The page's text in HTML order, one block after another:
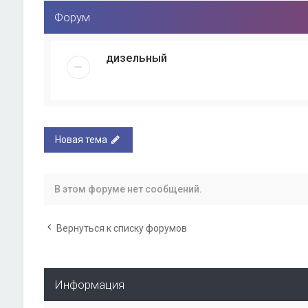
Форум
дизельный
Новая тема
В этом форуме нет сообщений.
Вернуться к списку форумов
Информация